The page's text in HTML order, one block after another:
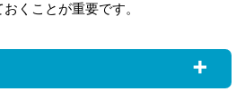
くことが重要です。